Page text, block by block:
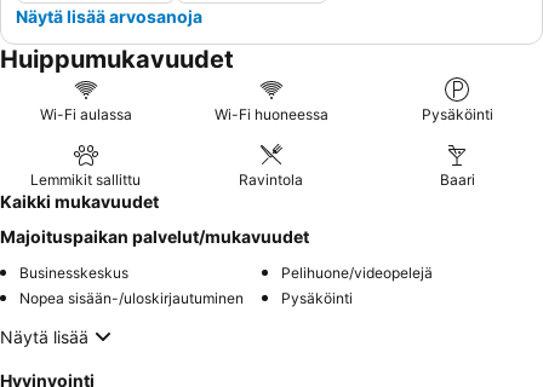
Näytä lisää arvosanoja
Huippumukavuudet
Wi-Fi aulassa Wi-Fi huoneessa Pysäköinti
Lemmikit sallittu Ravintola Baari
Kaikki mukavuudet
Majoituspaikan palvelut/mukavuudet
Businesskeskus
Pelihuone/videopelejä
Nopea sisään-/uloskirjautuminen
Pysäköinti
Näytä lisää
Hyvinvointi